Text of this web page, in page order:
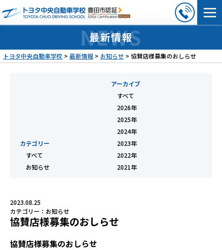
最新情報
トヨタ中央自動車学校 > 最新情報 > お知らせ > 協賛店様募集のおしらせ
カテゴリー
すべて
お知らせ
アーカイブ
すべて
2026年
2025年
2024年
2023年
2022年
2021年
2023.08.25
カテゴリー： お知らせ
協賛店様募集のおしらせ
協賛店様募集のおしらせ